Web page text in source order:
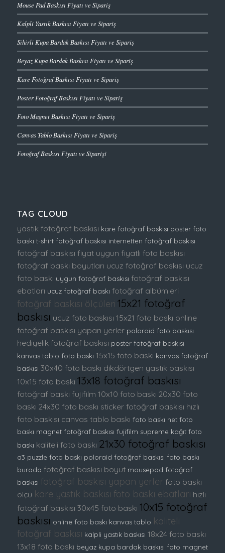
Mouse Pad Baskısı Fiyatı ve Sipariş
Kalpli Yastık Baskısı Fiyatı ve Sipariş
Sihirli Kupa Bardak Baskısı Fiyatı ve Sipariş
Beyaz Kupa Bardak Baskısı Fiyatı ve Sipariş
Kare Fotoğraf Baskısı Fiyatı ve Sipariş
Poster Fotoğraf Baskısı Fiyatı ve Sipariş
Foto Magnet Baskısı Fiyatı ve Sipariş
Canvas Tablo Baskısı Fiyatı ve Sipariş
Fotoğraf Baskısı Fiyatı ve Siparişi
TAG CLOUD
yastık fotoğraf baskısı kare fotoğraf baskısı poster foto
baskı t-shirt fotoğraf baskısı internetten fotoğraf baskısı
fotoğraf baskısı fiyat uygun fiyatlı foto baskısı
fotoğraf baskı boyutları ucuz fotoğraf baskısı ucuz
foto baskı uygun fotoğraf baskısı fotoğraf baskısı
ebatları ucuz fotoğraf baskı fotoğraf albümleri
fotoğraf baskısı ölçüleri 15x21 fotoğraf
baskısı ucuz foto baskısı 15x21 foto baskı online
fotoğraf baskısı yapan yerler poloroid foto baskısı
hediyelik fotoğraf baskısı poster fotoğraf baskısı
kanvas tablo foto baskı 15x15 foto baskı kanvas fotoğraf
baskısı 30x40 foto baskı dikdörtgen yastık baskısı
10x15 foto baskı 13x18 fotoğraf baskısı
fotoğraf baskı fujifilm 10x10 foto baskı 20x30 foto
baskı 24x30 foto baskı sticker fotoğraf baskısı hızlı
foto baskısı canvas tablo baskı foto baskı net foto
baskı magnet fotoğraf baskısı fujifilm supreme kağıt foto
baskı kaliteli foto baskı 21x30 fotoğraf baskısı
a3 puzzle foto baskı poloraid fotoğraf baskısı foto baskı
burada fotoğraf baskısı boyut mousepad fotoğraf
baskısı fotoğraf baskısı yapan yerler foto baskı
ölçü kare yastık baskısı foto baskı ebatları hızlı
fotoğraf baskısı 30x45 foto baskı 10x15 fotoğraf
baskısı online foto baskı kanvas tablo kaliteli
fotoğraf baskısı kalpli yastık baskısı 18x24 foto baskı
13x18 foto baskı beyaz kupa bardak baskısı foto magnet